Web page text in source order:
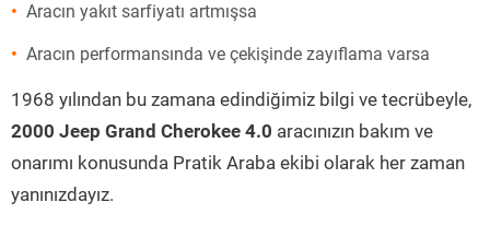
Aracın yakıt sarfiyatı artmışsa
Aracın performansında ve çekişinde zayıflama varsa
1968 yılından bu zamana edindiğimiz bilgi ve tecrübeyle,
2000 Jeep Grand Cherokee 4.0 aracınızın bakım ve
onarımı konusunda Pratik Araba ekibi olarak her zaman
yanınızdayız.